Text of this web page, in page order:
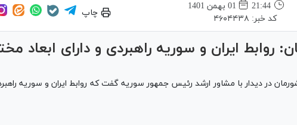
21:44
01 بهمن 1401
کد خبر: ۴۶۰۴۴۳۸
چاپ
روابط ایران و سوریه راهبردی و دارای ابعاد
در دیدار با مشاور ارشد رئیس جمهور سوریه گفت که روابط ایران و سوریه